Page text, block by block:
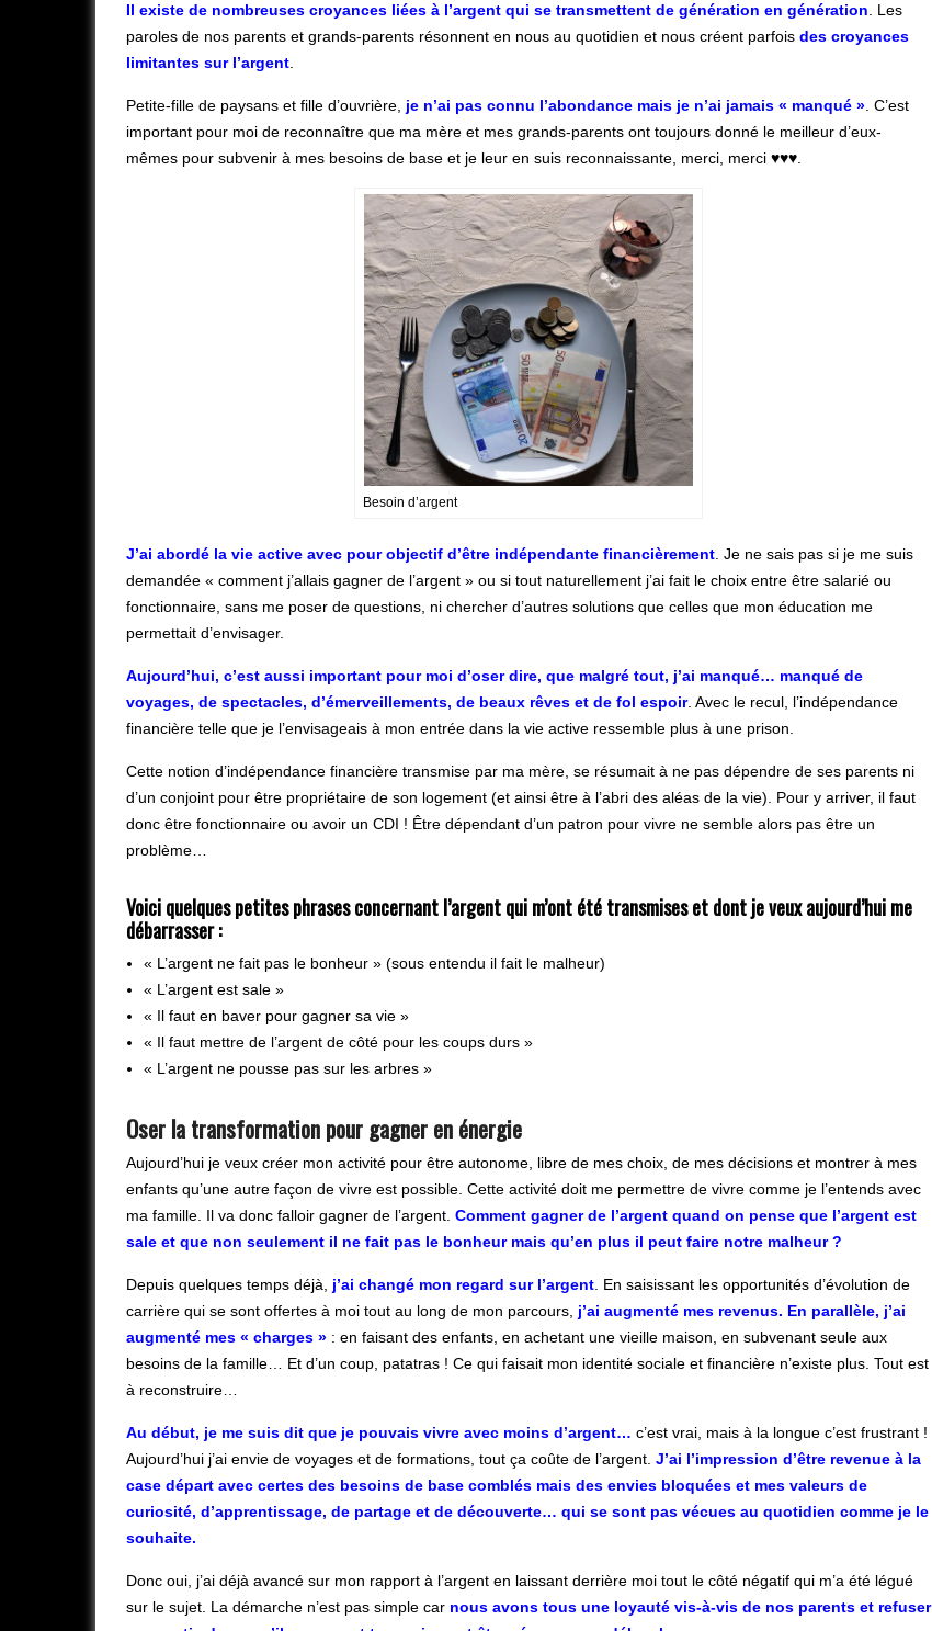
Il existe de nombreuses croyances liées à l’argent qui se transmettent de génération en génération . Les
paroles de nos parents et grands-parents résonnent en nous au quotidien et nous créent parfois des croyances
limitantes sur l’argent
Petite-fille de paysans et fille d’ouvrière, je n’ai pas connu l’abondance mais je n’ai jamais « manqué » . C’est
important pour moi de reconnaître que ma mère et mes grands-parents ont toujours donné le meilleur d’eux-
mêmes pour subvenir à mes besoins de base et je leur en suis reconnaissante, merci, merci ♥♥♥.
Besoin d’argent
J’ai abordé la vie active avec pour objectif d’être indépendante financièrement. Je ne sais pas si je me suis
demandée « comment j’allais gagner de l’argent » ou si tout naturellement j’ai fait le choix entre être salarié ou
fonctionnaire, sans me poser de questions, ni chercher d’autres solutions que celles que mon éducation me
permettait d’envisager.
Aujourd’hui, c’est aussi important pour moi d’oser dire, que malgré tout, j’ai manqué… manqué de
voyages, de spectacles, d’émerveillements, de beaux rêves et de fol espoir. Avec le recul, l’indépendance
financière telle que je l’envisageais à mon entrée dans la vie active ressemble plus à une prison.
Cette notion d’indépendance financière transmise par ma mère, se résumait à ne pas dépendre de ses parents ni
d’un conjoint pour être propriétaire de son logement (et ainsi être à l’abri des aléas de la vie). Pour y arriver, il faut
donc être fonctionnaire ou avoir un CDI ! Être dépendant d’un patron pour vivre ne semble alors pas être un
problème…
Voici quelques petites phrases concernant l’argent qui m’ont été transmises et dont je veux aujourd’hui me
débarrasser :
« L’argent ne fait pas le bonheur » (sous entendu il fait le malheur)
« L’argent est sale »
« Il faut en baver pour gagner sa vie »
« Il faut mettre de l’argent de côté pour les coups durs »
« L’argent ne pousse pas sur les arbres »
Oser la transformation pour gagner en énergie
Aujourd’hui je veux créer mon activité pour être autonome, libre de mes choix, de mes décisions et montrer à mes
enfants qu’une autre façon de vivre est possible. Cette activité doit me permettre de vivre comme je l’entends avec
ma famille. Il va donc falloir gagner de l’argent. Comment gagner de l’argent quand on pense que l’argent est
sale et que non seulement il ne fait pas le bonheur mais qu’en plus il peut faire notre malheur ?
Depuis quelques temps déjà, j’ai changé mon regard sur l’argent. En saisissant les opportunités d’évolution de
carrière qui se sont offertes à moi tout au long de mon parcours, j’ai augmenté mes revenus. En parallèle, j’ai
augmenté mes « charges » : en faisant des enfants, en achetant une vieille maison, en subvenant seule aux
besoins de la famille… Et d’un coup, patatras ! Ce qui faisait mon identité sociale et financière n’existe plus. Tout est
à reconstruire…
Au début, je me suis dit que je pouvais vivre avec moins d’argent… c’est vrai, mais à la longue c’est frustrant !
Aujourd’hui j’ai envie de voyages et de formations, tout ça coûte de l’argent. J’ai l’impression d’être revenue à la
case départ avec certes des besoins de base comblés mais des envies bloquées et mes valeurs de
curiosité, d’apprentissage, de partage et de découverte… qui se sont pas vécues au quotidien comme je le
souhaite.
Donc oui, j’ai déjà avancé sur mon rapport à l’argent en laissant derrière moi tout le côté négatif qui m’a été légué
sur le sujet. La démarche n’est pas simple car nous avons tous une loyauté vis-à-vis de nos parents et refuser